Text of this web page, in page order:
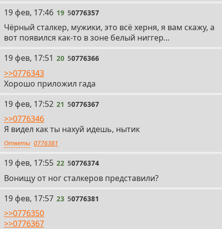
19
19 фев, 17:46 19 50776357
Чёрный сталкер, мужики, это всё херня, я вам скажу, а
вот появился как-то в зоне белый ниггер...
20
19 фев, 17:51 20 50776366
>>0776343
Хорошо приложил гада
21
19 фев, 17:52 21 50776367
>>0776346
Я видел как ты нахуй идешь, нытик
Ответы 0776381
22
19 фев, 17:55 22 50776374
Вонищу от ног сталкеров представили?
23
19 фев, 17:57 23 50776381
>>0776350
>>0776367